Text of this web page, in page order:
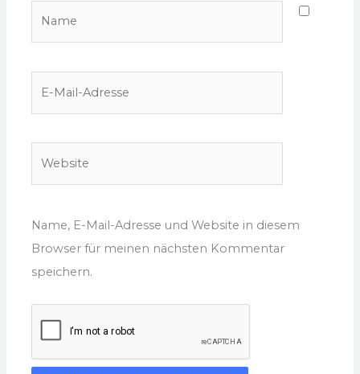
Name, E-Mail-Adresse und Website in diesem
Browser für meinen nächsten Kommentar
speichern.